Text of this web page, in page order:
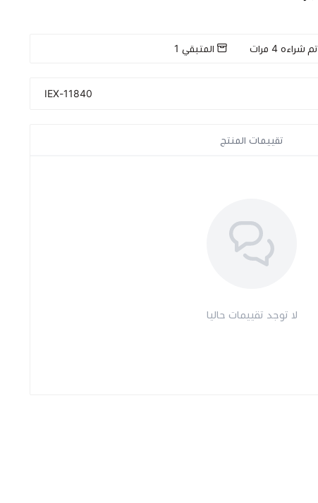
تم شراءه4 مرات المتبقي 1
11840-IEX
تقييمات المنتج
لا توجد تقييمات حاليا